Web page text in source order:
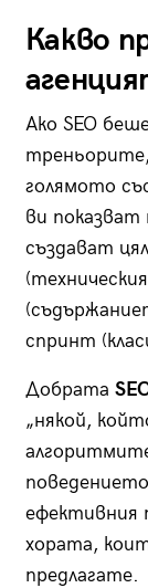
Какво
Ако SEO
голямото
ви показват
създават
спринт
Добрата
„някой,
ефективния
хората,
предлагате.